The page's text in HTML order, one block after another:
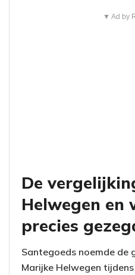
▼ Ad by
De
Helwegen en
precies
Santegoeds noemde de
Marijke Helwegen